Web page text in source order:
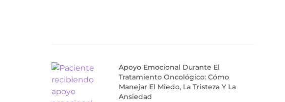
Apoyo Emocional Durante El
Tratamiento Oncológico: Cómo
Manejar El Miedo, La Tristeza Y La
Ansiedad